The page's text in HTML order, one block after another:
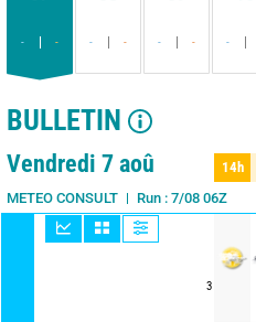
- - - - - - -
BULLETIN
1 jour 3 jours 7 jours 15 jours
Vendredi 7 aoû
METEO CONSULT Run : 7/08 06Z
3
14h
14h